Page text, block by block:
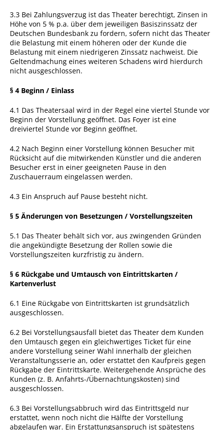
3.3 Bei Zahlungsverzug ist das Theater berechtigt, Zinsen in
Höhe von 5 % p.a. über dem jeweiligen Basiszinssatz der
Deutschen Bundesbank zu fordern, sofern nicht das Theater
die Belastung mit einem höheren oder der Kunde die
Belastung mit einem niedrigeren Zinssatz nachweist. Die
Geltendmachung eines weiteren Schadens wird hierdurch
nicht ausgeschlossen.
§ 4 Beginn / Einlass
4.1 Das Theatersaal wird in der Regel eine viertel Stunde vor
Beginn der Vorstellung geöffnet. Das Foyer ist eine
dreiviertel Stunde vor Beginn geöffnet.
4.2 Nach Beginn einer Vorstellung können Besucher mit
Rücksicht auf die mitwirkenden Künstler und die anderen
Besucher erst in einer geeigneten Pause in den
Zuschauerraum eingelassen werden.
4.3 Ein Anspruch auf Pause besteht nicht.
§ 5 Änderungen von Besetzungen / Vorstellungszeiten
5.1 Das Theater behält sich vor, aus zwingenden Gründen
die angekündigte Besetzung der Rollen sowie die
Vorstellungszeiten kurzfristig zu ändern.
§ 6 Rückgabe und Umtausch von Eintrittskarten /
Kartenverlust
6.1 Eine Rückgabe von Eintrittskarten ist grundsätzlich
ausgeschlossen.
6.2 Bei Vorstellungsausfall bietet das Theater dem Kunden
den Umtausch gegen ein gleichwertiges Ticket für eine
andere Vorstellung seiner Wahl innerhalb der gleichen
Veranstaltungsserie an, oder erstattet den Kaufpreis gegen
Rückgabe der Eintrittskarte. Weitergehende Ansprüche des
Kunden (z. B. Anfahrts-/Übernachtungskosten) sind
ausgeschlossen.
6.3 Bei Vorstellungsabbruch wird das Eintrittsgeld nur
erstattet, wenn noch nicht die Hälfte der Vorstellung
abgelaufen war. Ein Erstattungsanspruch ist spätestens